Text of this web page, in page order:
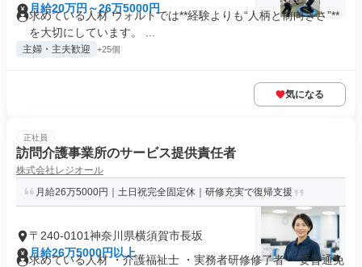
月給20万円～26万5000円
求めている人材 ウォルトでは**経験よりも“人柄と前向きさ”**
を大切にしています。 ...
主婦・主夫歓迎 +25個
気になる
正社員
訪問介護事業所のサービス提供責任者
株式会社レジオール
月給26万5000円｜土日祝完全固定休｜研修充実で復帰支援
〒240-0101神奈川県横須賀市長坂
月給26万5000円以上
求めている人材 ・介護福祉士 ・実務者研修修了者 ・要普通免